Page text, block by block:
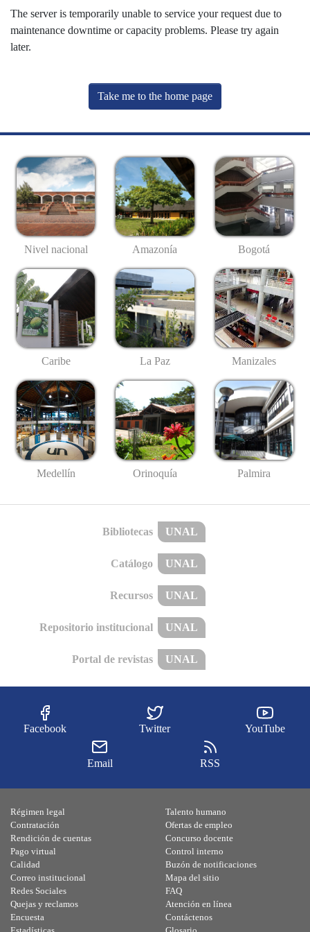
The server is temporarily unable to service your request due to
maintenance downtime or capacity problems. Please try again
later.
Take me to the home page
Nivel nacional Amazonía Bogotá
Caribe La Paz Manizales
Medellín Orinoquía Palmira
Bibliotecas UNAL
Catálogo UNAL
Recursos UNAL
Repositorio institucional UNAL
Portal de revistas UNAL
Facebook Twitter YouTube
Email RSS
Régimen legal
Contratación
Rendición de cuentas
Pago virtual
Calidad
Talento humano
Ofertas de empleo
Concurso docente
Control interno
Buzón de notificaciones
Correo institucional
Redes Sociales
Quejas y reclamos
Encuesta
Mapa del sitio
FAQ
Atención en línea
Contáctenos